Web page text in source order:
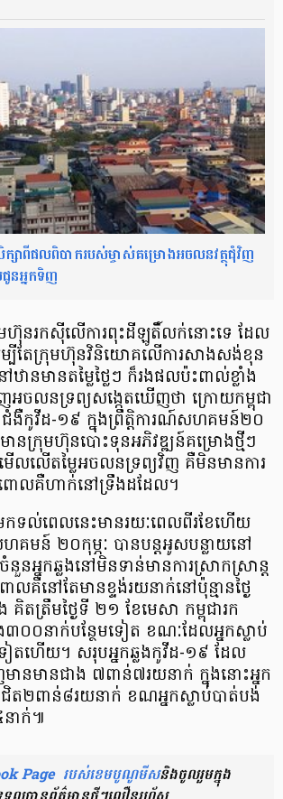
សិក្សាពីផលពិបាករបស់ម្ចាស់គម្រោងអចលនវត្ថុជុំវិញ
ជូនអ្នកទិញ
មហ៊ុន​រកស៊ី​លើ​ការ​ពុះ​ដី​ឡូ​តិ៍លក់​នោះ​ទេ ដែល​
តែ​ក្រុមហ៊ុន​វិនិយោគ​លើ​ការ​សាងសង់​ខុន​
ាន​មាន​តម្លៃ​ថ្លៃ​ៗ ក៏​រង​ផល​ប៉ះពាល់​ខ្លាំង​
អចលនទ្រព្យ​សង្កេត​ឃើញ​ថា ក្រោយ​កម្ពុជា​
ជំងឺ​កូ​វី​ដ​-១៩ ក្នុង​ព្រឹត្តិការណ៍​សហគមន៍​២០​
ាន​ក្រុមហ៊ុន​បោះទុន​អភិវឌ្ឍន៍​គម្រោង​ថ្មី​ៗ​
មើល​លើ​តម្លៃ​អចលនទ្រព្យ​វិញ គឺ​មិន​មានការ​
ពោល​គឺ​ហាក់​នៅ​ទ្រឹង​ដដែល​។
ទល់​ពេល​នេះ​មាន​រយៈពេល​ពីរ​ខែ​ហើយ
គមន៍ ២០​កុម្ភៈ បាន​បន្ត​អូស​បន្លាយ​នៅ​
ន​អ្នក​ឆ្លង​នៅ​មិន​ទាន់​មានការ​ស្រាកស្រាន្ដ​
ល​គឺ​នៅ​តែ​មាន​ខ្ទង់រយ​នាក់​នៅ​ប៉ុន្មាន​ថ្ងៃ​
គិត​ត្រឹម​ថ្ងៃ​ទី ២១ ខែមេសា កម្ពុជា​រក​
ង​៣០០​នាក់​បន្ថែម​ទៀត ខណៈ​ដែល​អ្នក​ស្លាប់
ត​ហើយ​។ សរុប​អ្នក​ឆ្លង​កូ​វី​ដ​-១៩ ដែល​
មាន​មាន​ជាង ៧​ពាន់​៧​រយ​នាក់ ក្នុង​នោះ​អ្នក
ត​២​ពាន់​៨​រយ​នាក់ ខណ​អ្នក​ស្លាប់​បាត់បង់​
ាក់​៕
Page របស់​ខេម​បូ​ណូ​មីសនិងចូល​រួម​​ក្នុង ​​